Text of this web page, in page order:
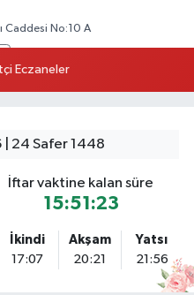
Caddesi No:10 A
No:34 A
Tulumba mevki, ECZANELER
ECZANELERİ) eski gazi sağlık
Eczaneler
24 Safer 1448
İftar vaktine kalan süre
15:51:23
İkindi
17:07
Akşam
20:21
Yatsı
21:56